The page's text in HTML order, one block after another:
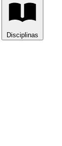
Disciplinas